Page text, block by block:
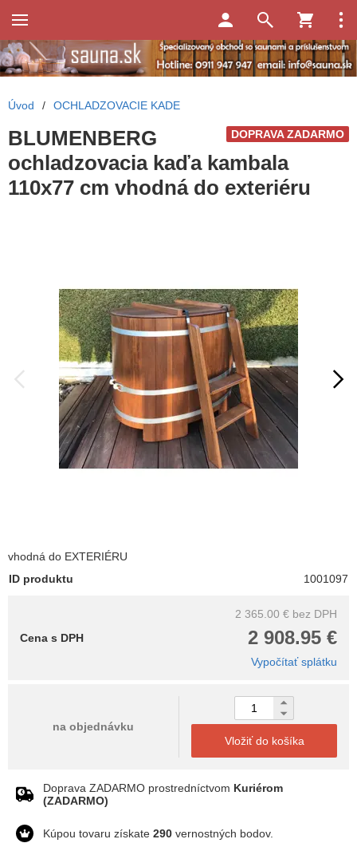
Úvod / OCHLADZOVACIE KADE
DOPRAVA ZADARMO
BLUMENBERG
ochladzovacia kaďa kambala
110x77 cm vhodná do exteriéru
vhodná do EXTERIÉRU
ID produktu
1001097
2 365.00 € bez DPH
2 908.95 €
Cena s DPH
Vypočítať splátku
na objednávku
Vložiť do košíka
Doprava ZADARMO prostredníctvom Kuriérom
(ZADARMO)
Kúpou tovaru získate 290 vernostných bodov.